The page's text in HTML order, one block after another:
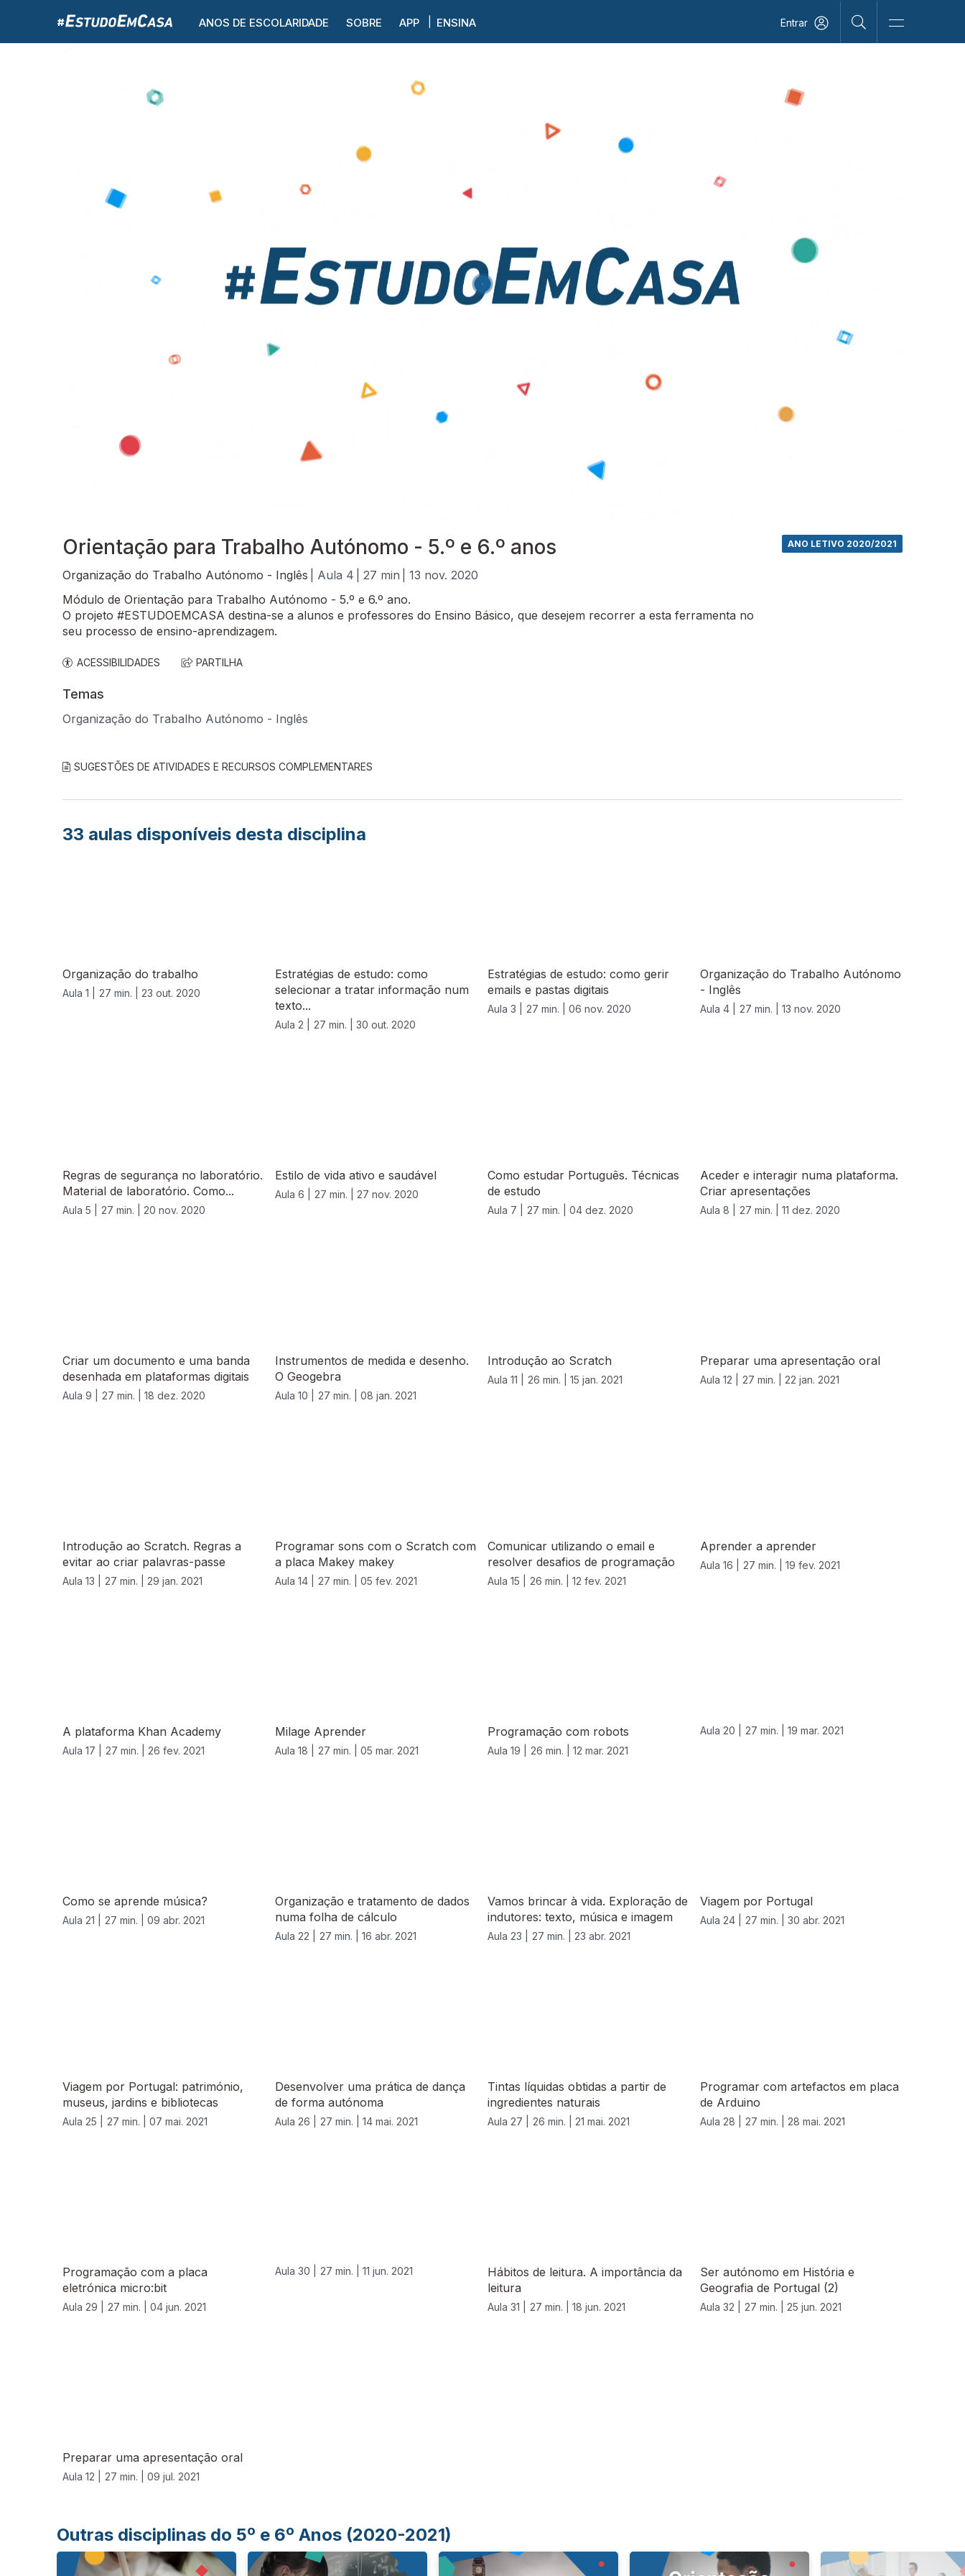
ANOS DE ESCOLARIDADE SOBRE APP ENSINA Entrar
Orientação para Trabalho Autónomo - 5.º e 6.º anos
Organização do Trabalho Autónomo - Inglês | Aula 4 | 27 min | 13 nov. 2020
ANO LETIVO 2020/2021
Módulo de Orientação para Trabalho Autónomo - 5.º e 6.º ano.
O projeto #ESTUDOEMCASA destina-se a alunos e professores do Ensino Básico, que desejem recorrer a esta ferramenta no
seu processo de ensino-aprendizagem.
ACESSIBILIDADES PARTILHA
Temas
Organização do Trabalho Autónomo - Inglês
SUGESTÕES DE ATIVIDADES E RECURSOS COMPLEMENTARES
33 aulas disponíveis desta disciplina
Organização do trabalho
Aula 1 | 27 min. | 23 out. 2020
Estratégias de estudo: como
selecionar a tratar informação num
texto...
Aula 2 | 27 min. | 30 out. 2020
Estratégias de estudo: como gerir
emails e pastas digitais
Aula 3 | 27 min. | 06 nov. 2020
Organização do Trabalho Autónomo
- Inglês
Aula 4 | 27 min. | 13 nov. 2020
Regras de segurança no laboratório.
Material de laboratório. Como...
Aula 5 | 27 min. | 20 nov. 2020
Estilo de vida ativo e saudável
Aula 6 | 27 min. | 27 nov. 2020
Como estudar Português. Técnicas
de estudo
Aula 7 | 27 min. | 04 dez. 2020
Aceder e interagir numa plataforma.
Criar apresentações
Aula 8 | 27 min. | 11 dez. 2020
Criar um documento e uma banda
desenhada em plataformas digitais
Aula 9 | 27 min. | 18 dez. 2020
Instrumentos de medida e desenho.
O Geogebra
Aula 10 | 27 min. | 08 jan. 2021
Introdução ao Scratch
Aula 11 | 26 min. | 15 jan. 2021
Preparar uma apresentação oral
Aula 12 | 27 min. | 22 jan. 2021
Introdução ao Scratch. Regras a
evitar ao criar palavras-passe
Aula 13 | 27 min. | 29 jan. 2021
Programar sons com o Scratch com
a placa Makey makey
Aula 14 | 27 min. | 05 fev. 2021
Comunicar utilizando o email e
resolver desafios de programação
Aula 15 | 26 min. | 12 fev. 2021
Aprender a aprender
Aula 16 | 27 min. | 19 fev. 2021
A plataforma Khan Academy
Aula 17 | 27 min. | 26 fev. 2021
Milage Aprender
Aula 18 | 27 min. | 05 mar. 2021
Programação com robots
Aula 19 | 26 min. | 12 mar. 2021
Aula 20 | 27 min. | 19 mar. 2021
Como se aprende música?
Aula 21 | 27 min. | 09 abr. 2021
Organização e tratamento de dados
numa folha de cálculo
Aula 22 | 27 min. | 16 abr. 2021
Vamos brincar à vida. Exploração de
indutores: texto, música e imagem
Aula 23 | 27 min. | 23 abr. 2021
Viagem por Portugal
Aula 24 | 27 min. | 30 abr. 2021
Viagem por Portugal: património,
museus, jardins e bibliotecas
Aula 25 | 27 min. | 07 mai. 2021
Desenvolver uma prática de dança
de forma autónoma
Aula 26 | 27 min. | 14 mai. 2021
Tintas líquidas obtidas a partir de
ingredientes naturais
Aula 27 | 26 min. | 21 mai. 2021
Programar com artefactos em placa
de Arduino
Aula 28 | 27 min. | 28 mai. 2021
Programação com a placa
eletrónica micro:bit
Aula 29 | 27 min. | 04 jun. 2021
Aula 30 | 27 min. | 11 jun. 2021
Hábitos de leitura. A importância da
leitura
Aula 31 | 27 min. | 18 jun. 2021
Ser autónomo em História e
Geografia de Portugal (2)
Aula 32 | 27 min. | 25 jun. 2021
Preparar uma apresentação oral
Aula 12 | 27 min. | 09 jul. 2021
Outras disciplinas do 5º e 6º Anos (2020-2021)